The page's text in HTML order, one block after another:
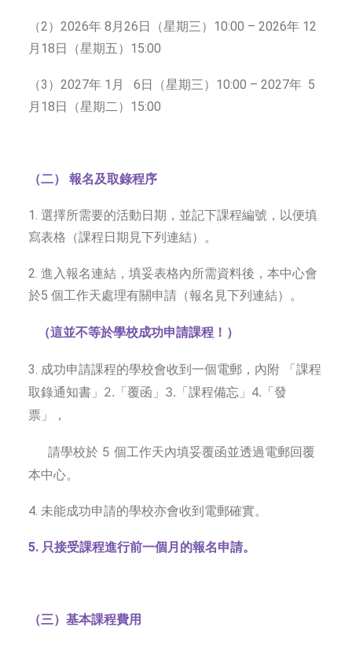
（2）2026年 8月26日（星期三）10:00 – 2026年 12
月18日（星期五）15:00
（3）2027年 1月 6日（星期三）10:00 – 2027年 5
月18日（星期二）15:00
（二） 報名及取錄程序
1. 選擇所需要的活動日期，並記下課程編號，以便填
寫表格（課程日期見下列連結）。
2. 進入報名連結，填妥表格內所需資料後，本中心會
於5 個工作天處理有關申請（報名見下列連結）。
（這並不等於學校成功申請課程！）
3. 成功申請課程的學校會收到一個電郵，內附 「課程
取錄通知書」2.「覆函」3.「課程備忘」4.「發
票」，
請學校於 5 個工作天內填妥覆函並透過電郵回覆
本中心。
4. 未能成功申請的學校亦會收到電郵確實。
5. 只接受課程進行前一個月的報名申請。
（三）基本課程費用